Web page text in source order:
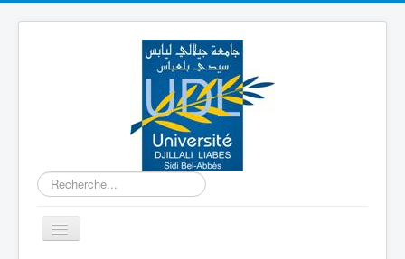
Rechercher
Basculer
la